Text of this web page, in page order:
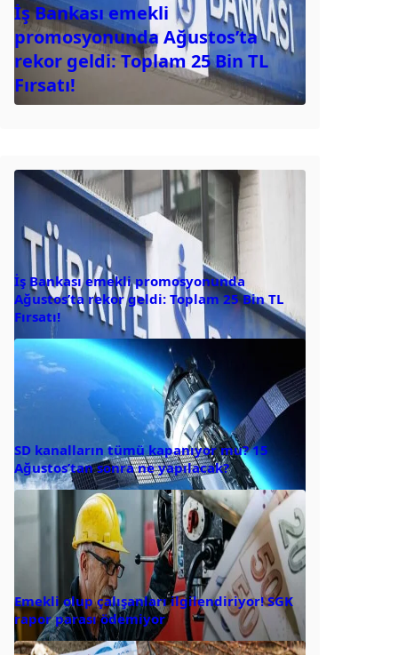
İş Bankası emekli
promosyonunda Ağustos’ta
rekor geldi: Toplam 25 Bin TL
Fırsatı!
İş Bankası emekli promosyonunda
Ağustos’ta rekor geldi: Toplam 25 Bin TL
Fırsatı!
SD kanalların tümü kapanıyor mu? 15
Ağustos’tan sonra ne yapılacak?
Emekli olup çalışanları ilgilendiriyor! SGK
rapor parası ödemiyor